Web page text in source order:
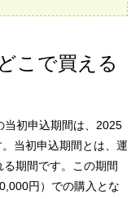
こで買える
当初申込期間は、2025
当初申込期間とは、運
期間です。この期間
円）での購入とな